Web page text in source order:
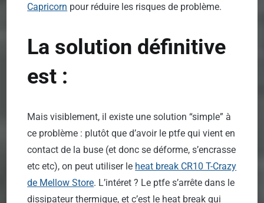
Capricorn pour réduire les risques de problème.
La solution définitive
est :
Mais visiblement, il existe une solution “simple” à
ce problème : plutôt que d’avoir le ptfe qui vient en
contact de la buse (et donc se déforme, s’encrasse
etc etc), on peut utiliser le heat break CR10 T-Crazy
de Mellow Store. L’intéret ? Le ptfe s’arrête dans le
dissipateur thermique, et c’est le heat break qui